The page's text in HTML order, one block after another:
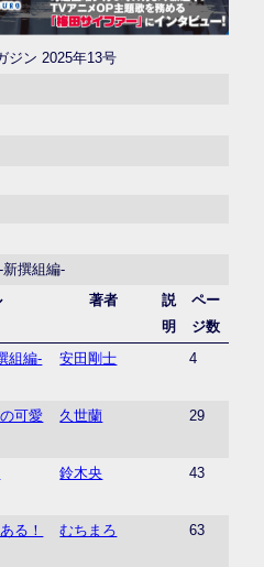
ジン 2025年13号
撰組編-
著者
説
明
ペー
ジ数
組編- 安田剛士 4
可愛
久世蘭 29
鈴木央 43
る！ むちまろ 63